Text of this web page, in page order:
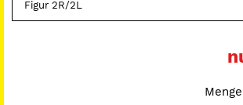
Produktlebensdauer bestehen. Da wir
Oberflächenbeschichtung zu tun haben,
nachgeschärft werden, um die